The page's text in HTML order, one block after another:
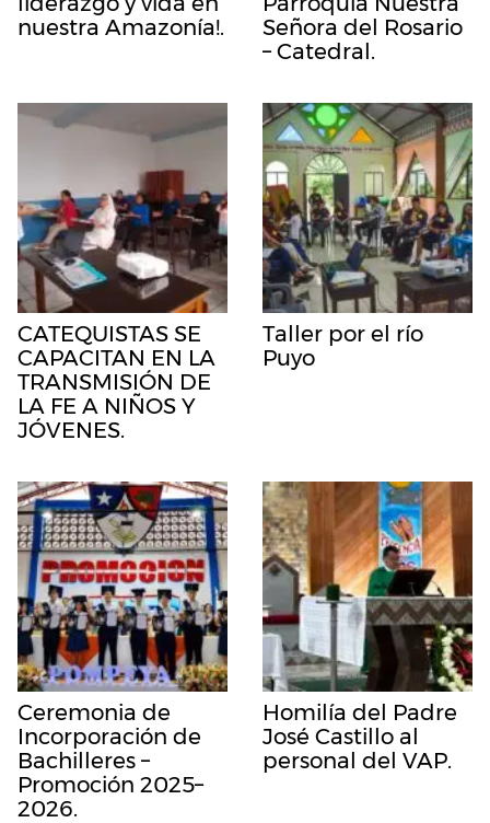
nuestra Amazonía!.
Señora del Rosario
– Catedral.
CATEQUISTAS SE
CAPACITAN EN LA
TRANSMISIÓN DE
LA FE A NIÑOS Y
JÓVENES.
Taller por el río
Puyo
Ceremonia de
Incorporación de
Bachilleres –
Promoción 2025–
2026.
Homilía del Padre
José Castillo al
personal del VAP.